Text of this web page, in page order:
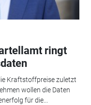
ringt
Kraftstoffpreise zuletzt
wollen die Daten
für die...